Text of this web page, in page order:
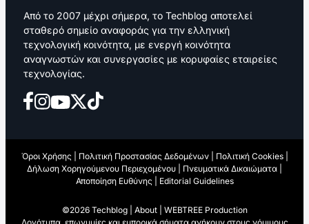
Από το 2007 μέχρι σήμερα, το Techblog αποτελεί
σταθερό σημείο αναφοράς για την ελληνική
τεχνολογική κοινότητα, με ενεργή κοινότητα
αναγνωστών και συνεργασίες με κορυφαίες εταιρείες
τεχνολογίας.
Όροι Χρήσης Πολιτική Προστασίας Δεδομένων| Πολιτική Cookies|
Δήλωση Χορηγούμενου Περιεχομένου
Πνευματικά Δικαιώματα
Αποποίηση Ευθύνης
Editorial Guidelines
©2026 Techblog | About| WEBTREE Production